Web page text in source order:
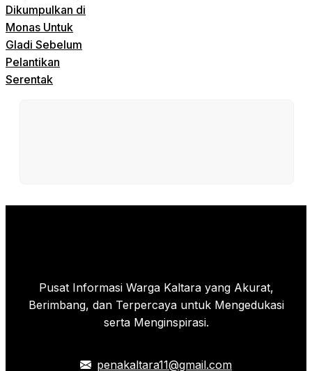
Dikumpulkan di
Monas Untuk
Gladi Sebelum
Pelantikan
Serentak
Pusat Informasi Warga Kaltara yang Akurat,
Berimbang, dan Terpercaya untuk Mengedukasi
serta Menginspirasi.
penakaltara11@gmail.com